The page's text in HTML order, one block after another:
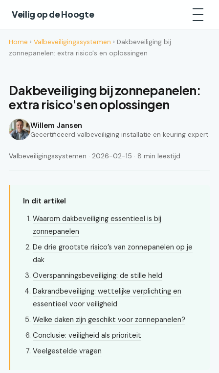
Veilig op de Hoogte
Home › Valbeveiligingssystemen › Dakbeveiliging bij
zonnepanelen: extra risico's en oplossingen
Dakbeveiliging bij zonnepanelen:
extra risico's en oplossingen
Willem Jansen
Gecertificeerd valbeveiliging installatie en keuring expert
Valbeveiligingssystemen · 2026-02-15 · 8 min leestijd
In dit artikel
Waarom dakbeveiliging essentieel is bij
zonnepanelen
De drie grootste risico’s van zonnepanelen op je
dak
Overspanningsbeveiliging: de stille held
Dakrandbeveiliging: wettelijke verplichting en
essentieel voor veiligheid
Welke daken zijn geschikt voor zonnepanelen?
Conclusie: veiligheid als prioriteit
Veelgestelde vragen